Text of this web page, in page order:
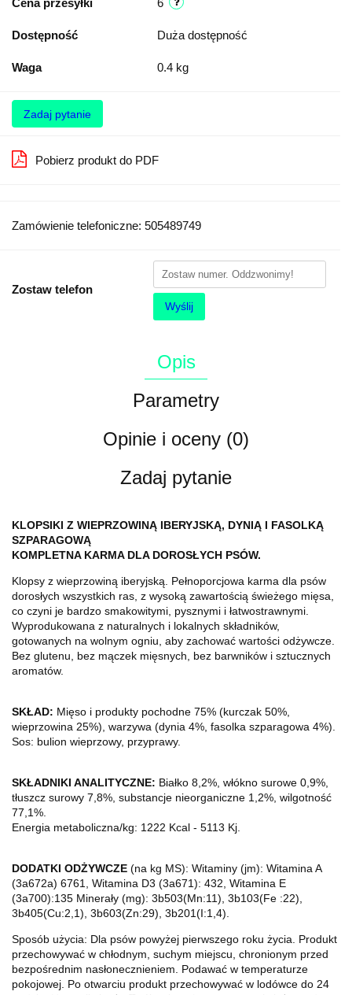
Cena przesyłki 6
Dostępność Duża dostępność
Waga 0.4 kg
Zadaj pytanie
Pobierz produkt do PDF
Zamówienie telefoniczne: 505489749
Zostaw telefon
Wyślij
Opis
Parametry
Opinie i oceny (0)
Zadaj pytanie
KLOPSIKI Z WIEPRZOWINĄ IBERYJSKĄ, DYNIĄ I FASOLKĄ
SZPARAGOWĄ
KOMPLETNA KARMA DLA DOROSŁYCH PSÓW.
Klopsy z wieprzowiną iberyjską. Pełnoporcjowa karma dla psów
dorosłych wszystkich ras, z wysoką zawartością świeżego mięsa,
co czyni je bardzo smakowitymi, pysznymi i łatwostrawnymi.
Wyprodukowana z naturalnych i lokalnych składników,
gotowanych na wolnym ogniu, aby zachować wartości odżywcze.
Bez glutenu, bez mączek mięsnych, bez barwników i sztucznych
aromatów.
SKŁAD: Mięso i produkty pochodne 75% (kurczak 50%,
wieprzowina 25%), warzywa (dynia 4%, fasolka szparagowa 4%).
Sos: bulion wieprzowy, przyprawy.
SKŁADNIKI ANALITYCZNE: Białko 8,2%, włókno surowe 0,9%,
tłuszcz surowy 7,8%, substancje nieorganiczne 1,2%, wilgotność
77,1%.
Energia metaboliczna/kg: 1222 Kcal - 5113 Kj.
DODATKI ODŻYWCZE (na kg MS): Witaminy (jm): Witamina A
(3a672a) 6761, Witamina D3 (3a671): 432, Witamina E
(3a700):135 Minerały (mg): 3b503(Mn:11), 3b103(Fe :22),
3b405(Cu:2,1), 3b603(Zn:29), 3b201(I:1,4).
Sposób użycia: Dla psów powyżej pierwszego roku życia.
Produkt
przechowywać w chłodnym, suchym miejscu, chronionym przed
bezpośrednim nasłonecznieniem.
Podawać w temperaturze
pokojowej. Po otwarciu produkt przechowywać w lodówce do 24